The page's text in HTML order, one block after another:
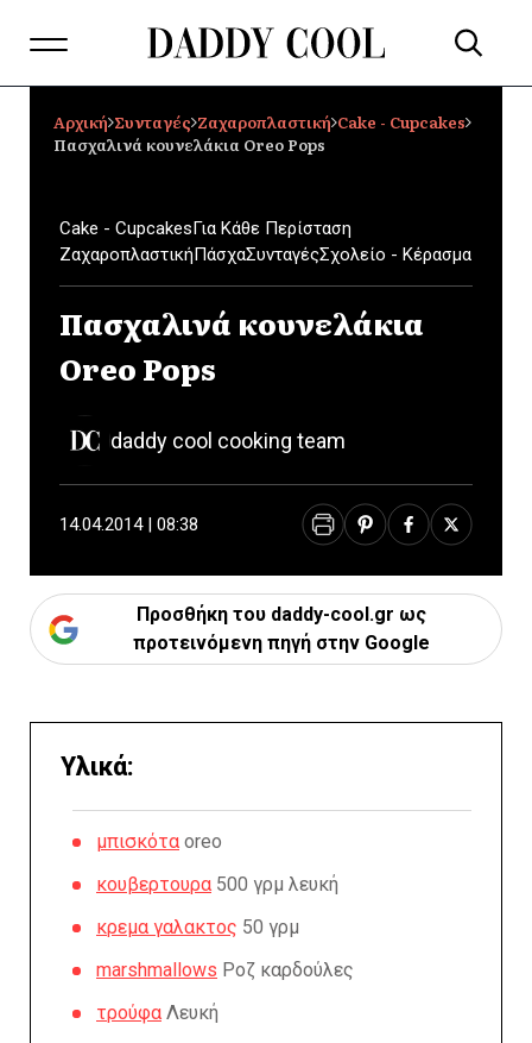
Αρχική Συνταγές Ζαχαροπλαστική Cake - Cupcakes
Πασχαλινά κουνελάκια Oreo Pops
Cake - CupcakesΓια Κάθε Περίσταση
ΖαχαροπλαστικήΠάσχαΣυνταγέςΣχολείο - Κέρασμα
Πασχαλινά κουνελάκια
Oreo Pops
daddy cool cooking team
14.04.2014 | 08:38
Προσθήκη του daddy-cool.gr ως
προτεινόμενη πηγή στην Google
Υλικά:
μπισκότα oreo
κουβερτουρα 500 γρμ λευκή
κρεμα γαλακτος 50 γρμ
marshmallows Ροζ καρδούλες
τρούφα Λευκή